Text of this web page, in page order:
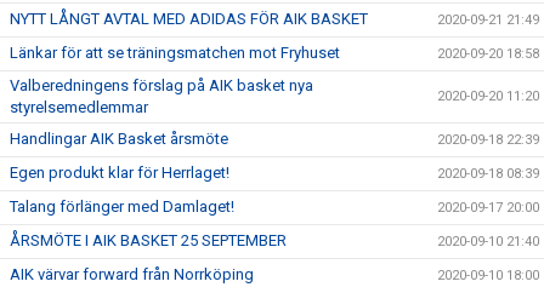
NYTT LÅNGT AVTAL MED ADIDAS FÖR AIK BASKET 2020-09-21 21:49
Länkar för att se träningsmatchen mot Fryhuset 2020-09-20 18:58
Valberedningens förslag på AIK basket nya
styrelsemedlemmar
2020-09-20 11:20
Handlingar AIK Basket årsmöte 2020-09-18 22:39
Egen produkt klar för Herrlaget! 2020-09-18 08:39
Talang förlänger med Damlaget! 2020-09-17 20:00
ÅRSMÖTE I AIK BASKET 25 SEPTEMBER 2020-09-10 21:40
AIK värvar forward från Norrköping 2020-09-10 18:00